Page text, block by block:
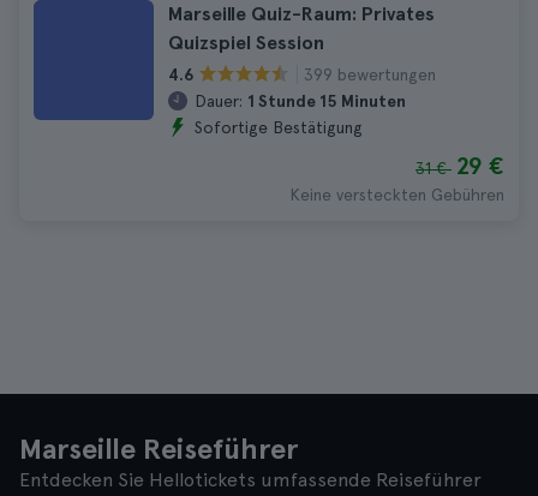
Marseille Quiz-Raum: Privates
Quizspiel Session
4.6
399 bewertungen
Dauer: 1 Stunde 15 Minuten
Sofortige Bestätigung
31 € 29 €
Keine versteckten Gebühren
Marseille Reiseführer
Entdecken Sie Hellotickets umfassende Reiseführer